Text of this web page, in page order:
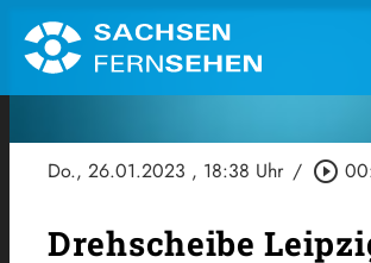
Do., 26.01.2023 , 18:38 Uhr / play_circle_outline
Drehscheibe